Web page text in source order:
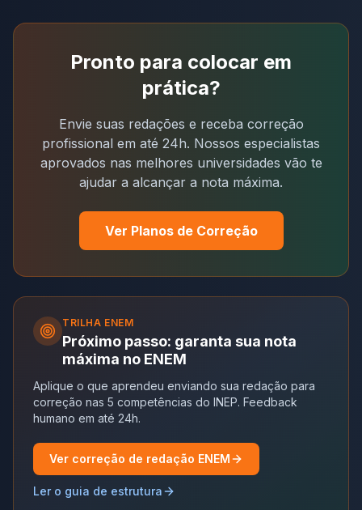
Pronto para colocar em
prática?
Envie suas redações e receba correção
profissional em até 24h. Nossos especialistas
aprovados nas melhores universidades vão te
ajudar a alcançar a nota máxima.
Ver Planos de Correção
TRILHA ENEM
Próximo passo: garanta sua nota
máxima no ENEM
Aplique o que aprendeu enviando sua redação para
correção nas 5 competências do INEP. Feedback
humano em até 24h.
Ver correção de redação ENEM
Ler o guia de estrutura